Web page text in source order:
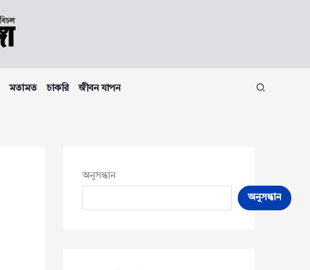
মতামত চাকরি জীবন যাপন
অনুসন্ধান
অনুসন্ধান